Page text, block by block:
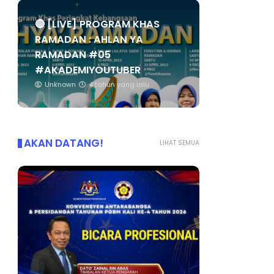
🔴 [LIVE] PROGRAM KHAS
RAMADAN : AHLAN YA
RAMADAN #05
#AKADEMIYOUTUBER
Unknown 4 tahun yang lalu
LIHAT SEMUA
AKAN DATANG!